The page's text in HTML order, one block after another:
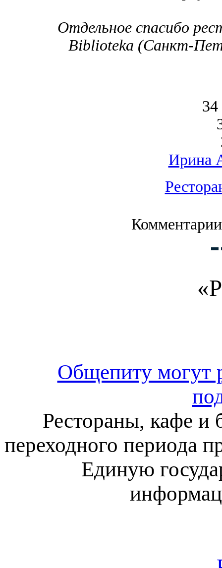
Отдельное спасибо
Biblioteka (Санкт-
Ирина
Общепиту могут
Рестораны, кафе и
переходного периода
Единую